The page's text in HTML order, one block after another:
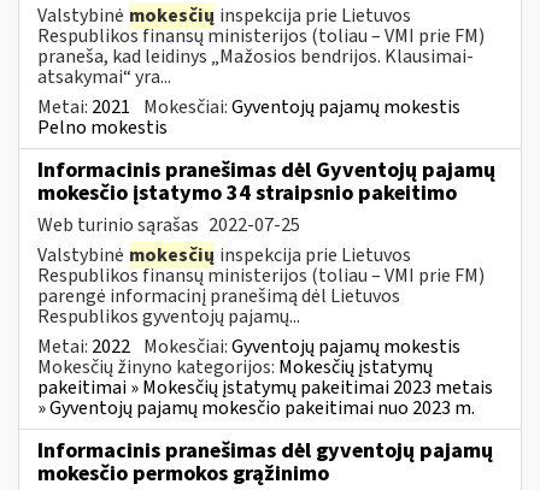
Valstybinė mokesčių inspekcija prie Lietuvos
Respublikos finansų ministerijos (toliau – VMI prie FM)
praneša, kad leidinys „Mažosios bendrijos. Klausimai-
atsakymai“ yra...
Metai: 2021 Mokesčiai:Gyventojų pajamų mokestis
Pelno mokestis
Informacinis pranešimas dėl Gyventojų pajamų
mokesčio įstatymo 34 straipsnio pakeitimo
Web turinio sąrašas 2022-07-25
Valstybinė mokesčių inspekcija prie Lietuvos
Respublikos finansų ministerijos (toliau – VMI prie FM)
parengė informacinį pranešimą dėl Lietuvos
Respublikos gyventojų pajamų...
Metai: 2022 Mokesčiai:Gyventojų pajamų mokestis
Mokesčių žinyno kategorijos: Mokesčių įstatymų
pakeitimai » Mokesčių įstatymų pakeitimai 2023 metais
» Gyventojų pajamų mokesčio pakeitimai nuo 2023 m.
Informacinis pranešimas dėl gyventojų pajamų
mokesčio permokos grąžinimo